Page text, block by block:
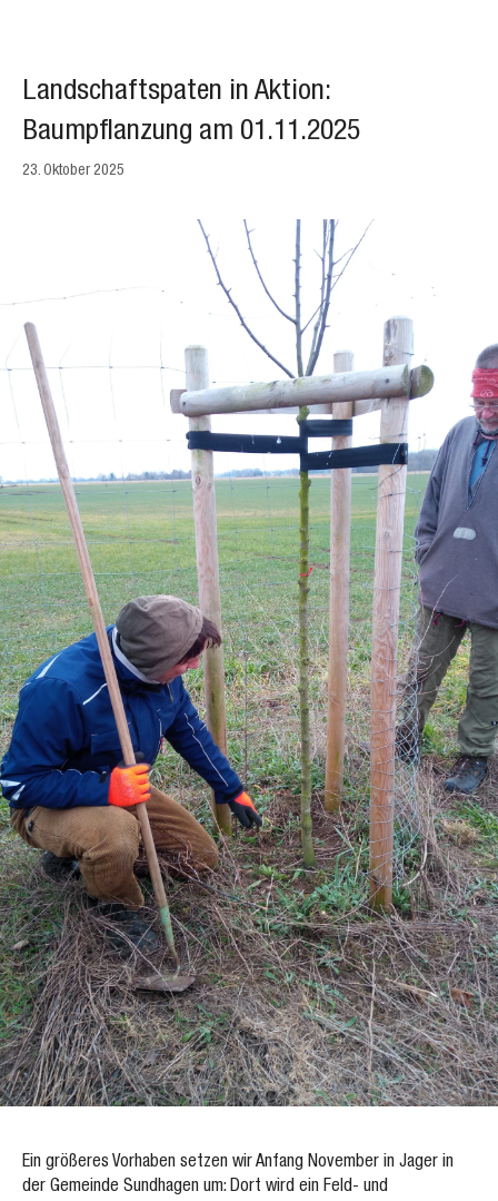
Landschaftspaten in Aktion:
Baumpflanzung am 01.11.2025
23. Oktober 2025
Ein größeres Vorhaben setzen wir Anfang November in Jager in
der Gemeinde Sundhagen um: Dort wird ein Feld- und